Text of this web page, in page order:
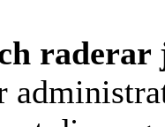
raderar